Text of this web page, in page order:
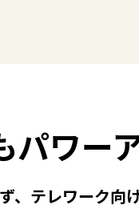
パワー
、テレワーク向